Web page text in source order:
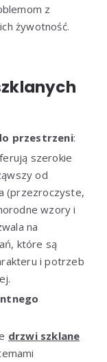
z
żywotność.
przestrzeni:
szerokie
od
(przezroczyste,
wzory i
na
które są
i potrzeb
drzwi szklane